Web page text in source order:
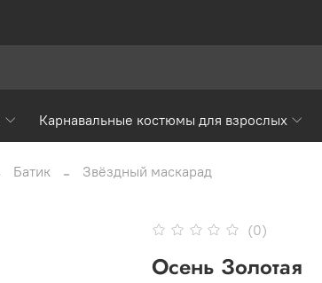
Карнавальные костюмы для взрослых
Батик Звёздный маскарад
(0)
Осень Золотая